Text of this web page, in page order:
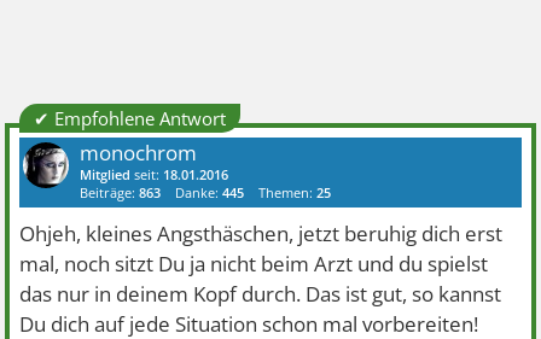
✔ Empfohlene Antwort
monochrom
Mitglied seit: 18.01.2016
Beiträge:863 Danke:445 Themen:25
Ohjeh, kleines Angsthäschen, jetzt beruhig dich erst
mal, noch sitzt Du ja nicht beim Arzt und du spielst
das nur in deinem Kopf durch. Das ist gut, so kannst
Du dich auf jede Situation schon mal vorbereiten!